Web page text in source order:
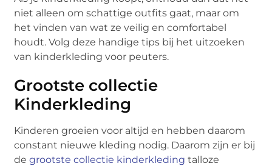
niet alleen om schattige outfits gaat, maar om
het vinden van wat ze veilig en comfortabel
houdt. Volg deze handige tips bij het uitzoeken
van kinderkleding voor peuters.
Grootste collectie
Kinderkleding
Kinderen groeien voor altijd en hebben daarom
constant nieuwe kleding nodig. Daarom zijn er bij
degrootste collectie kinderkleding talloze